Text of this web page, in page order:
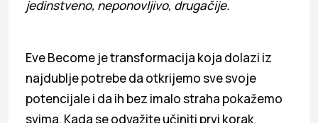
jedinstveno, neponovljivo, drugačije.
Eve Become je transformacija koja dolazi iz
najdublje potrebe da otkrijemo sve svoje
potencijale i da ih bez imalo straha pokažemo
svima. Kada se odvažite učiniti prvi korak,